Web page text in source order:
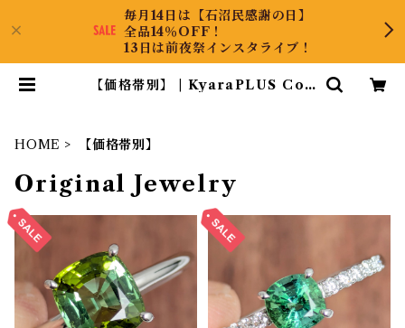
毎月14日は【石沼民感謝の日】
全品14％OFF！
13日は前夜祭インスタライブ！
【価格帯別】 | KyaraPLUS Co.,
HOME 【価格帯別】
Original Jewelry